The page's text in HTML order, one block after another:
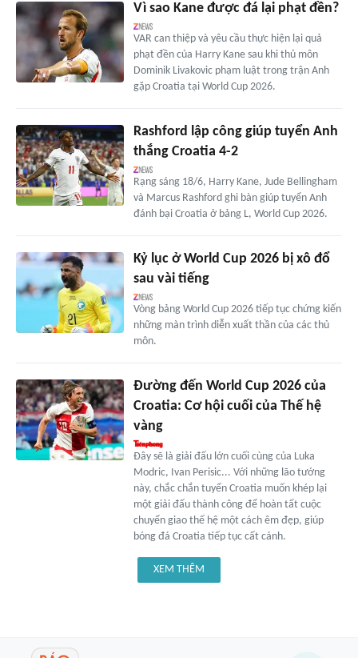
Vì sao Kane được đá lại phạt đền?
VAR can thiệp và yêu cầu thực hiện lại quả
phạt đền của Harry Kane sau khi thủ môn
Dominik Livakovic phạm luật trong trận Anh
gặp Croatia tại World Cup 2026.
Rashford lập công giúp tuyển Anh
thắng Croatia 4-2
Rạng sáng 18/6, Harry Kane, Jude Bellingham
và Marcus Rashford ghi bàn giúp tuyển Anh
đánh bại Croatia ở bảng L, World Cup 2026.
Kỷ lục ở World Cup 2026 bị xô đổ
sau vài tiếng
Vòng bảng World Cup 2026 tiếp tục chứng kiến
những màn trình diễn xuất thần của các thủ
môn.
Đường đến World Cup 2026 của
Croatia: Cơ hội cuối của Thế hệ
vàng
Đây sẽ là giải đấu lớn cuối cùng của Luka
Modric, Ivan Perisic... Với những lão tướng
này, chắc chắn tuyển Croatia muốn khép lại
một giải đấu thành công để hoàn tất cuộc
chuyển giao thế hệ một cách êm đẹp, giúp
bóng đá Croatia tiếp tục cất cánh.
XEM THÊM